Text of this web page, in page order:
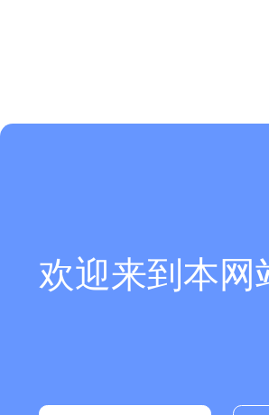
欢迎来到本网